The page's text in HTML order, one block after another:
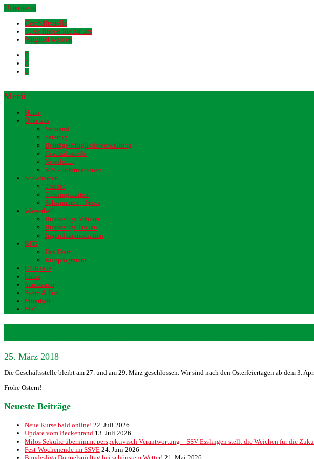
Untermenü
Geschäftsstelle
… so finden Sie zu uns
Mitglied werden
Menü
Home
Über uns
Vorstand
Satzung
Beiträge/Mitgliederverwaltung
Geschäftsstelle
Newsletter
MV – Informationen
Schwimmen
Trainer
Trainingszeiten
Schwimmen – News
Wasserball
Bundesliga Männer
Bundesliga Frauen
Jugendmannschaften
BFG
Das Team
Kursprogramm
Clubhaus
Links
Impressum
Swim & Fun
Mitarbeit
MV
25. März 2018
Die Geschäftsstelle bleibt am 27. und am 29. März geschlossen. Wir sind nach den Osterfeiertagen ab dem 3.
Frohe Ostern!
Neueste Beiträge
Neue Kurse bald online! 22. Juli 2026
Update vom Beckenrand 13. Juli 2026
Milos Sekulic übernimmt perspektivisch Verantwortung – SSV Esslingen stellt die Weichen für die
Fest-Wochenende im SSVE 24. Juni 2026